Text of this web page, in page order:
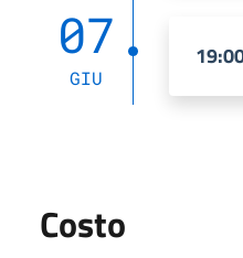
07
GIU
Costo